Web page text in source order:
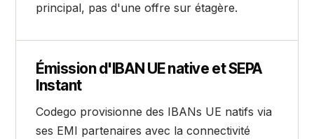
principal, pas d'une offre sur étagère.
Émission d'IBAN UE native et SEPA
Instant
Codego provisionne des IBANs UE natifs via
ses EMI partenaires avec la connectivité